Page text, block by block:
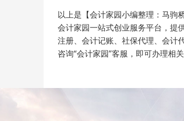
以上是【会计家园小编整理：马驹
会计家园一站式创业服务平台，提
注册、会计记账、社保代理、会计
咨询“会计家园”客服，即可办理相